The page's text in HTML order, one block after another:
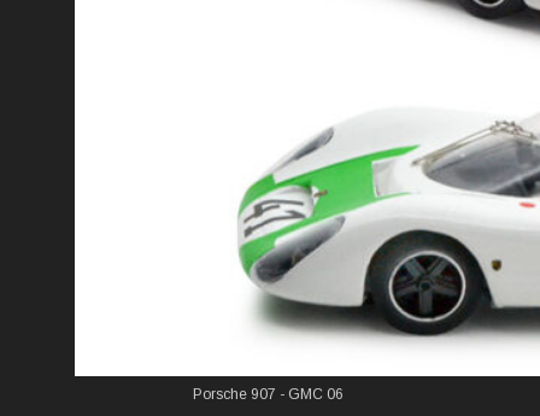
Porsche 907 - GMC 06